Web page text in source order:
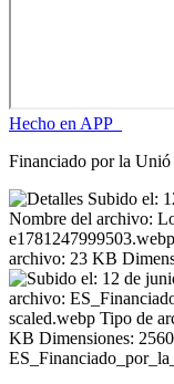
Hecho en APP_
Financiado por la Unió